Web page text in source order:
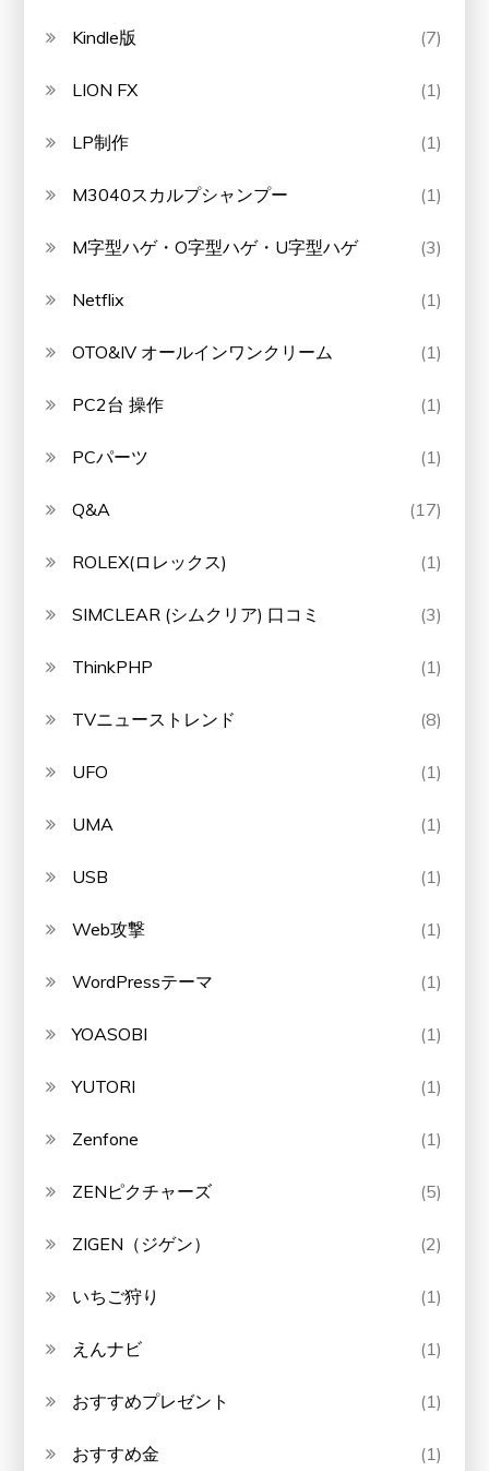
Kindle版 (7)
LION FX (1)
LP制作 (1)
M3040スカルプシャンプー (1)
M字型ハゲ・O字型ハゲ・U字型ハゲ (3)
Netflix (1)
OTO&IV オールインワンクリーム (1)
PC2台 操作 (1)
PCパーツ (1)
Q&A (17)
ROLEX(ロレックス) (1)
SIMCLEAR (シムクリア) 口コミ (3)
ThinkPHP (1)
TVニューストレンド (8)
UFO (1)
UMA (1)
USB (1)
Web攻撃 (1)
WordPressテーマ (1)
YOASOBI (1)
YUTORI (1)
Zenfone (1)
ZENピクチャーズ (5)
ZIGEN（ジゲン） (2)
いちご狩り (1)
えんナビ (1)
おすすめプレゼント (1)
おすすめ金 (1)